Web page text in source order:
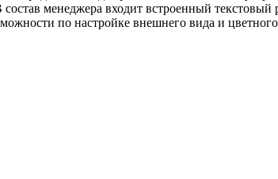
менеджера входит встроенный
по настройке внешнего вида и